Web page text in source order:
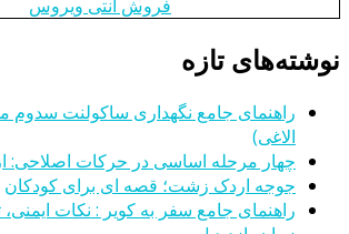
فروش آنتی ویروس
نوشته‌های تازه
راهنمای جامع نگهداری ساکولنت سدوم
الاغی)
چهار مرحله اساسی در حرکات اصلاحی: از
جوجه اردک زشت؛ قصه ای برای کودکان
راهنمای جامع سفر به کویر : نکات ایمنی،